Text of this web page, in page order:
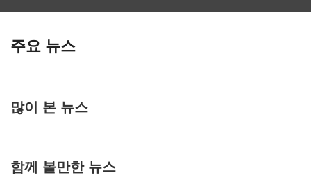
주요 뉴스
많이 본 뉴스
함께 볼만한 뉴스